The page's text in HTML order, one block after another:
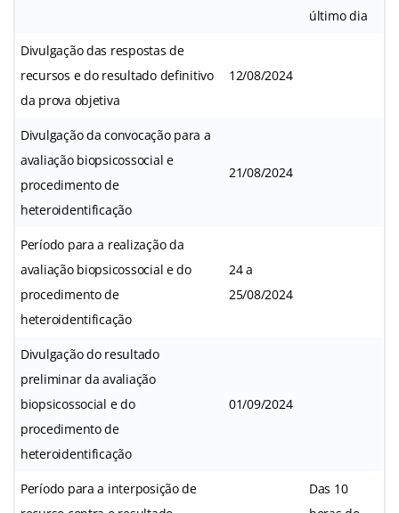
último dia
Divulgação das respostas de
recursos e do resultado definitivo
da prova objetiva
12/08/2024
Divulgação da convocação para a
avaliação biopsicossocial e
procedimento de
heteroidentificação
21/08/2024
Período para a realização da
avaliação biopsicossocial e do
procedimento de
heteroidentificação
24 a
25/08/2024
Divulgação do resultado
preliminar da avaliação
biopsicossocial e do
procedimento de
heteroidentificação
01/09/2024
Período para a interposição de
Das 10